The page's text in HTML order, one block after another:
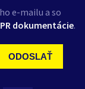
e-mailu a so
dokumentácie.
ODOSLAŤ